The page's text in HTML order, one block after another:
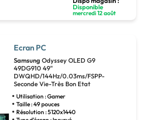
Disponible
mercredi 12 août
Ecran PC
Samsung Odyssey OLED G9
49DG910 49"
DWQHD/144Hz/0.03ms/FSPP-
Seconde Vie-Très Bon Etat
Utilisation : Gamer
Taille : 49 pouces
Résolution : 5120x1440